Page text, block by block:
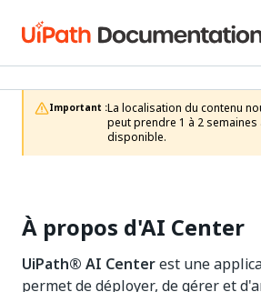
Important :La localisation du contenu
peut prendre 1 à 2 semaines
disponible.
À propos d'AI Center
UiPath® AI Centerest une
permet de déployer, de gérer et